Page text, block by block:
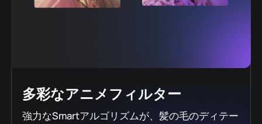
多彩なアニメフィルター
強力なSmartアルゴリズムが、髪の毛のディテー